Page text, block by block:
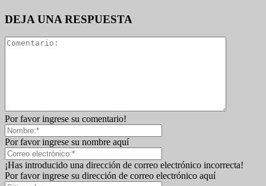
DEJA UNA RESPUESTA
Por favor ingrese su comentario!
Por favor ingrese su nombre aquí
¡Has introducido una dirección de correo electrónico incorrecta!
Por favor ingrese su dirección de correo electrónico aquí